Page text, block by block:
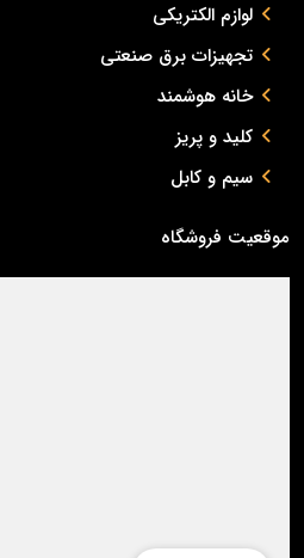
لوازم الکتریکی
تجهیزات برق صنعتی
خانه هوشمند
کلید و پریز
سیم و کابل
موقعیت فروشگاه